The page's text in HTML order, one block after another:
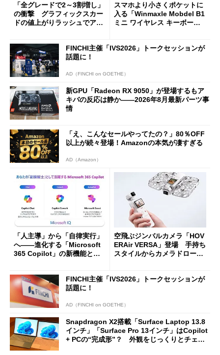
「全グレードで2～3割増し」
の衝撃 グラフィックスカー
ドの値上がりラッシュでアキ
スマホより小さくポケットに
入る「Winmaxle Mobdel B1
ミニ ワイヤレス キーボー
FINCHI主催「IVS2026」トークセッションが
話題に！
AD（FINCHI on GOETHE）
新GPU「Radeon RX 9050」が登場するもア
キバの反応は静か――2026年8月最新パーツ事
情
「え、こんなセールやってたの？」80％OFF
以上が続々登場！Amazonの本気が凄すぎる
AD（Amazon）
「人主導」から「自律実行」
へ――進化する「Microsoft
365 Copilot」の新機能とエ
空飛ぶジンバルカメラ「HOV
ERAir VERSA」登場 手持ち
スタイルからカメラドローン
FINCHI主催「IVS2026」トークセッションが
話題に！
AD（FINCHI on GOETHE）
Snapdragon X2搭載「Surface Laptop 13.8
インチ」「Surface Pro 13インチ」はCopilot
+ PCの“完成形”？ 外観をじっくりとチェッ